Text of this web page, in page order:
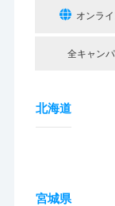
オンラ
全キャン
北海道
宮城県